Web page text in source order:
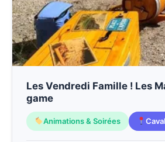
Les Vendredi Famille ! Les
game
Animations & Soirées